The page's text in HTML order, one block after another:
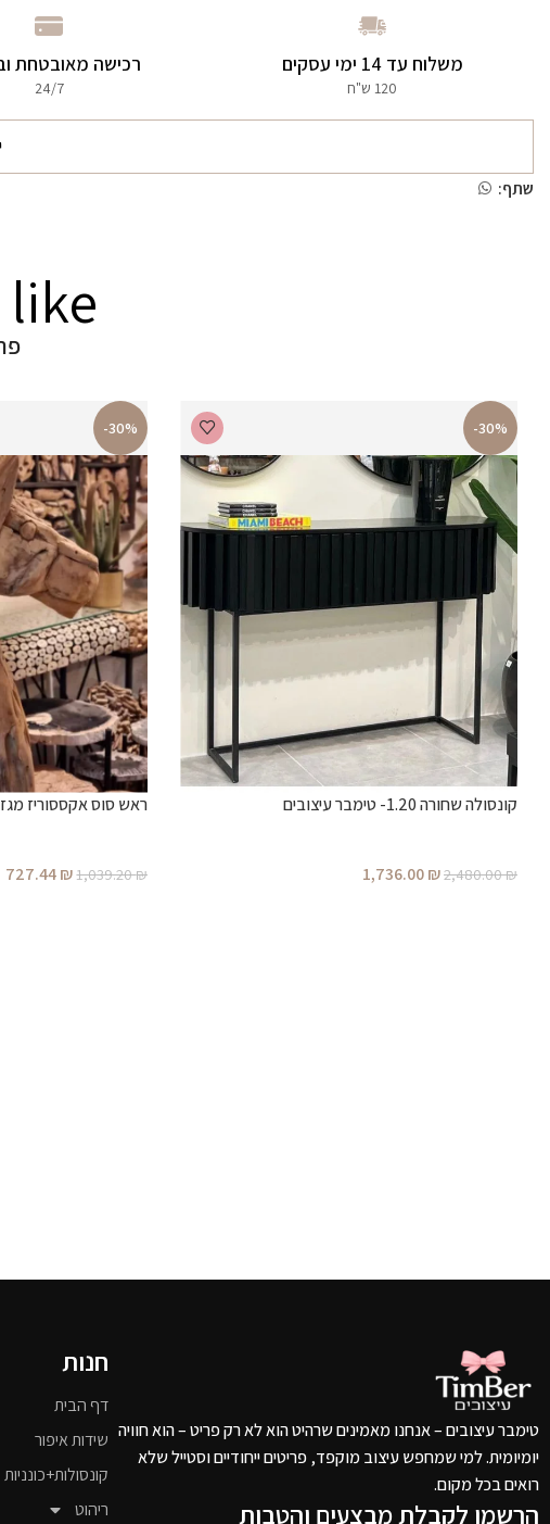
משלוח עד 14 ימי עסקים
120 ש"ח
רכישה מאובטחת
24/7
שתף:
-30%
קונסולה שחורה 1.20- טימבר עיצובים
2,480.00₪
1,736.00₪
-30%
ראש סוס אקססוריז
1,039.20₪
727.44₪
טימבר עיצובים – אנחנו מאמינים שרהיט הוא לא רק פריט – הוא חוויה
יומיומית. למי שמחפש עיצוב מוקפד, פריטים ייחודיים וסטייל שלא
רואים בכל מקום.
הרשמו לקבלת מבצעים והטבות
חנות
דף הבית
שידות איפור
קונסולות+כונניות
ריהוט